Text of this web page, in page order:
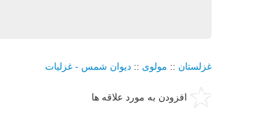
غزلستان :: مولوی :: دیوان شمس - غزلیات
افزودن به مورد علاقه ها